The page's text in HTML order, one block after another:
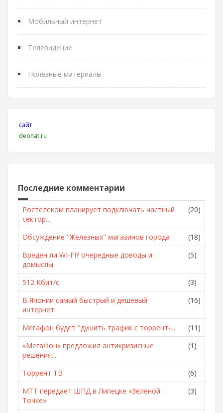
Мобильный интернет
Телевидение
Полезные материалы
сайт
deonat.ru
Последние комментарии
Ростелеком планирует подключать частный
сектор...
(20)
Обсуждение "Железных" магазинов города
(18)
Вреден ли WI-FI? очередные доводы и
домыслы
(5)
512 Кбит/с
(3)
В Японии самый быстрый и дешевый
интернет
(16)
Мегафон будет "душить трафик с торрент-...
(11)
«МегаФон» предложил антикризисные
решения...
(1)
Торрент ТВ
(6)
МТТ передает ШПД в Липецке «Зеленой
Точке»
(3)